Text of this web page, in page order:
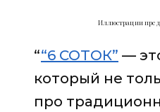
Иллюстрации
““6 СОТОК” —
который не
про